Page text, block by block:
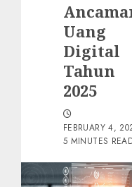
Uang
Digital
Tahun
2025
FEBRUARY 4,
5 MINUTES